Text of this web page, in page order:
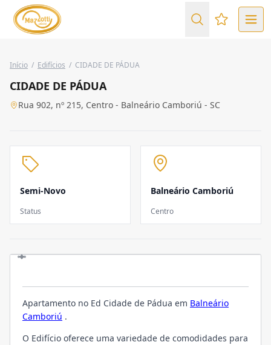
Favoritos
Início / Edifícios / CIDADE DE PÁDUA
CIDADE DE PÁDUA
Rua 902, nº 215, Centro - Balneário Camboriú - SC
Semi-Novo
Status
Balneário Camboriú
Centro
Apartamento no Ed Cidade de Pádua em Balneário
Camboriú .
O Edifício oferece uma variedade de comodidades para